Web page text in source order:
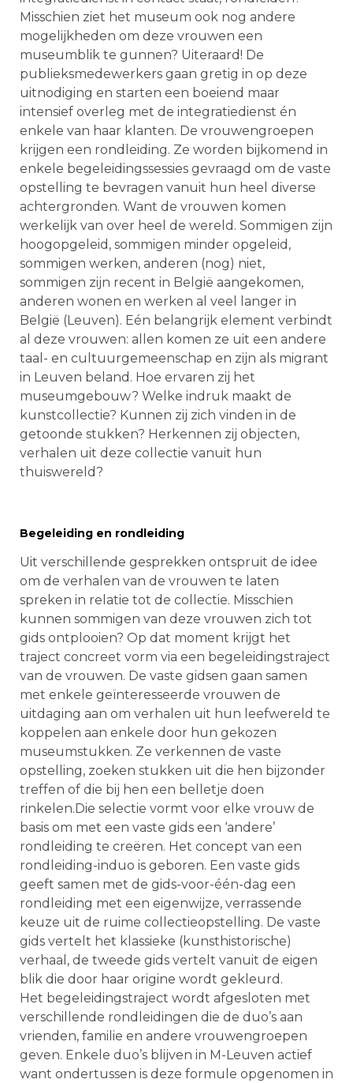
Misschien ziet het museum ook nog andere
mogelijkheden om deze vrouwen een
museumblik te gunnen? Uiteraard! De
publieksmedewerkers gaan gretig in op deze
uitnodiging en starten een boeiend maar
intensief overleg met de integratiedienst én
enkele van haar klanten. De vrouwengroepen
krijgen een rondleiding. Ze worden bijkomend in
enkele begeleidingssessies gevraagd om de vaste
opstelling te bevragen vanuit hun heel diverse
achtergronden. Want de vrouwen komen
werkelijk van over heel de wereld. Sommigen zijn
hoogopgeleid, sommigen minder opgeleid,
sommigen werken, anderen (nog) niet,
sommigen zijn recent in België aangekomen,
anderen wonen en werken al veel langer in
België (Leuven). Eén belangrijk element verbindt
al deze vrouwen: allen komen ze uit een andere
taal- en cultuurgemeenschap en zijn als migrant
in Leuven beland. Hoe ervaren zij het
museumgebouw? Welke indruk maakt de
kunstcollectie? Kunnen zij zich vinden in de
getoonde stukken? Herkennen zij objecten,
verhalen uit deze collectie vanuit hun
thuiswereld?
Begeleiding en rondleiding
Uit verschillende gesprekken ontspruit de idee
om de verhalen van de vrouwen te laten
spreken in relatie tot de collectie. Misschien
kunnen sommigen van deze vrouwen zich tot
gids ontplooien? Op dat moment krijgt het
traject concreet vorm via een begeleidingstraject
van de vrouwen. De vaste gidsen gaan samen
met enkele geïnteresseerde vrouwen de
uitdaging aan om verhalen uit hun leefwereld te
koppelen aan enkele door hun gekozen
museumstukken. Ze verkennen de vaste
opstelling, zoeken stukken uit die hen bijzonder
treffen of die bij hen een belletje doen
rinkelen.Die selectie vormt voor elke vrouw de
basis om met een vaste gids een ‘andere’
rondleiding te creëren. Het concept van een
rondleiding-induo is geboren. Een vaste gids
geeft samen met de gids-voor-één-dag een
rondleiding met een eigenwijze, verrassende
keuze uit de ruime collectieopstelling. De vaste
gids vertelt het klassieke (kunsthistorische)
verhaal, de tweede gids vertelt vanuit de eigen
blik die door haar origine wordt gekleurd.
Het begeleidingstraject wordt afgesloten met
verschillende rondleidingen die de duo’s aan
vrienden, familie en andere vrouwengroepen
geven. Enkele duo’s blijven in M-Leuven actief
want ondertussen is deze formule opgenomen in